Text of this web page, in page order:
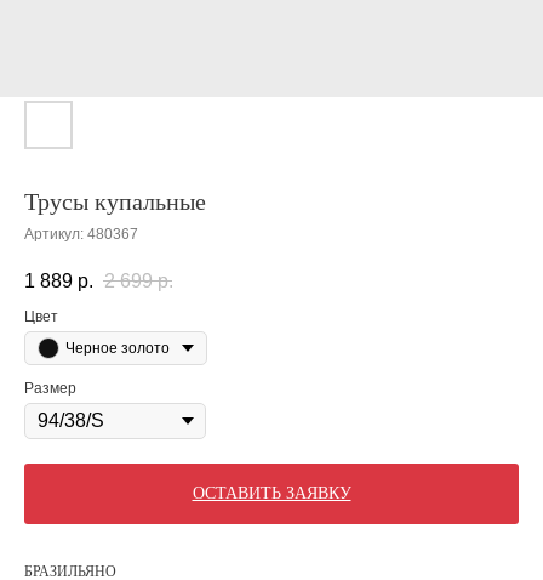
Трусы купальные
Артикул: 480367
1 889 р. 2 699 р.
Цвет
Черное золото
Размер
ОСТАВИТЬ ЗАЯВКУ
БРАЗИЛЬЯНО